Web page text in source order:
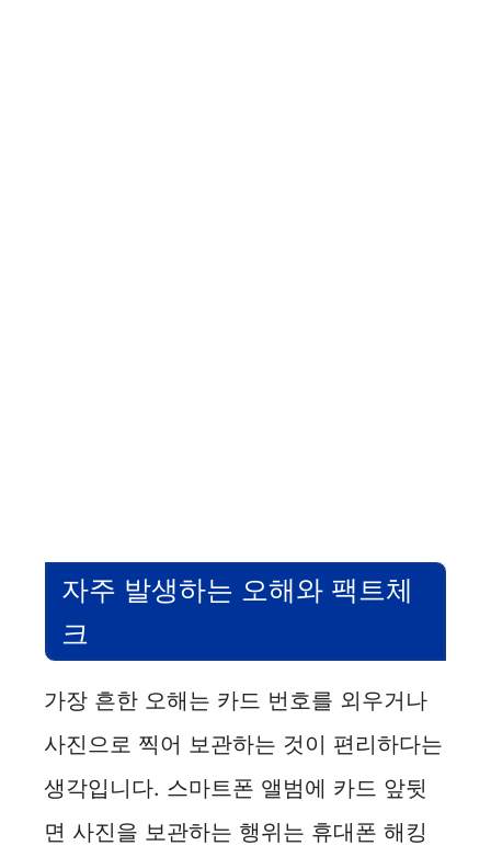
자주 발생하는 오해와 팩트체
크
가장 흔한 오해는 카드 번호를 외우거나
사진으로 찍어 보관하는 것이 편리하다는
생각입니다. 스마트폰 앨범에 카드 앞뒷
면 사진을 보관하는 행위는 휴대폰 해킹